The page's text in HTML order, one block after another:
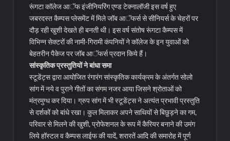
रूंगटा कॉलेज आॅफ इंजीनियरिंग एण्ड टेक्नालॉजी इस वर्ष हुए
जबरदस्त कैम्पस प्लेसमेंट में मिले जॉब आॅफर्स से सीनियर्स के चेहरों पर
दौड़ रही खुशी देखते ही बनती थी। इस वर्ष संतोष रूंगटा कैम्पस में
विभिन्न सेक्टरों की नामी-गिरामी कंपनियों ने कॉलेज के इन युवाओं को
बेहतरीन पैकेज पर जॉब आॅफर्स प्रदान किये हैं।
सांस्कृतिक प्रस्तुतियों ने बांधा समा
स्टूडेंट्स द्वारा आयोजित रंगारंग सांस्कृतिक कार्यक्रम के अंतर्गत सोलो
सांग में नये व पुराने गीतों का संगम नजर आया जिसने श्रोताओं को
मंत्रमुग्ध कर दिया। ग्रुप सांग में भी स्टूडेंट्स ने अत्यंत प्रभावी प्रस्तुति
से दर्शकों को बांधे रखा। कुल मिलाकर अपने साथियों से बिछुड़ने का गम,
परिवार से मिलने की खुशी, प्रोफेशनल के रूप में कैरियर बनाने की उमंग
लिये हॉस्टल व कैम्पस लाईफ की यादें, शरारतें आदि की समारोह में पूर्ण